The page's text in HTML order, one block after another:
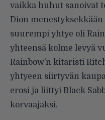
vaikka huhut sanoivat
Dion
suurempi yhtye oli
yhteensä kolme levyä
Rainbow’n kitaristi
yhtyeen siirtyvän
erosi ja liittyi Black
korvaajaksi.